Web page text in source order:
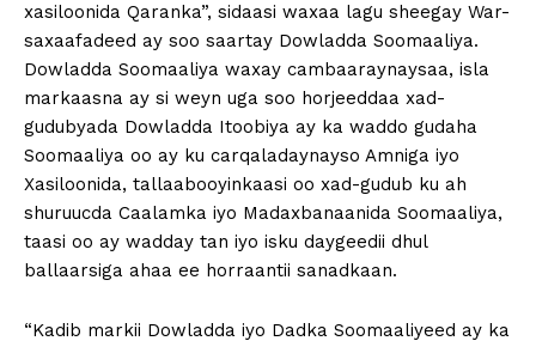
xasiloonida Qaranka”, sidaasi waxaa lagu sheegay War-
saxaafadeed ay soo saartay Dowladda Soomaaliya.
Dowladda Soomaaliya waxay cambaaraynaysaa, isla
markaasna ay si weyn uga soo horjeeddaa xad-
gudubyada Dowladda Itoobiya ay ka waddo gudaha
Soomaaliya oo ay ku carqaladaynayso Amniga iyo
Xasiloonida, tallaabooyinkaasi oo xad-gudub ku ah
shuruucda Caalamka iyo Madaxbanaanida Soomaaliya,
taasi oo ay wadday tan iyo isku daygeedii dhul
ballaarsiga ahaa ee horraantii sanadkaan.
“Kadib markii Dowladda iyo Dadka Soomaaliyeed ay ka